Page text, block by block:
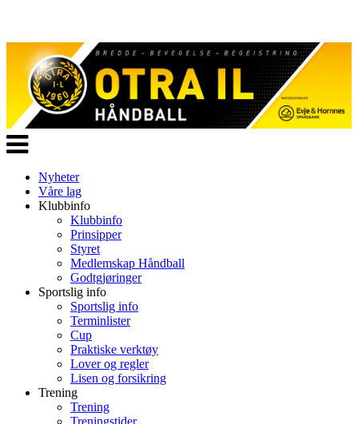
Veksle
navigasjon
Nyheter
Våre lag
Klubbinfo
Klubbinfo
Prinsipper
Styret
Medlemskap Håndball
Godtgjøringer
Sportslig info
Sportslig info
Terminlister
Cup
Praktiske verktøy
Lover og regler
Lisen og forsikring
Trening
Trening
Treningstider